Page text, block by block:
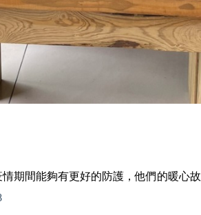
期間能夠有更好的防護，他們的暖心故